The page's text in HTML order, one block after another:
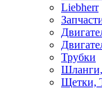
Liebherr
Трубки
Щетки,